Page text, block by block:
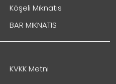
KVKK Metni
Köşeli Mıknatıs
BAR MIKNATIS